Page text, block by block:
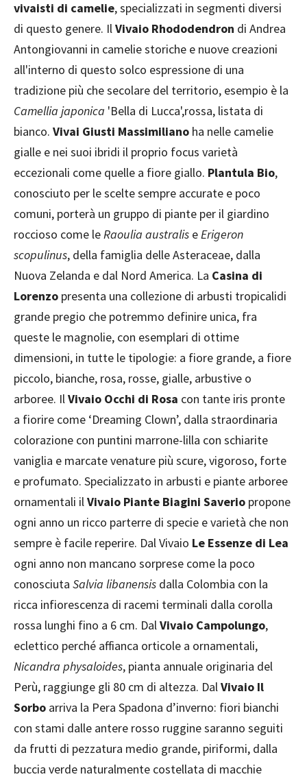
vivaisti di camelie, specializzati in segmenti diversi
di questo genere. IlVivaio Rhododendron di Andrea
Antongiovanni in camelie storiche e nuove creazioni
all'interno di questo solco espressione di una
tradizione più che secolare del territorio, esempio è la
Camellia japonica 'Bella di Lucca',rossa, listata di
bianco. Vivai Giusti Massimiliano ha nelle camelie
gialle e nei suoi ibridi il proprio focus varietà
eccezionali come quelle a fiore giallo. Plantula Bio,
conosciuto per le scelte sempre accurate e poco
comuni, porterà un gruppo di piante per il giardino
roccioso come leRaoulia australis eErigeron
scopulinus, della famiglia delle Asteraceae, dalla
Nuova Zelanda e dal Nord America. La Casina di
Lorenzo presenta una collezione di arbusti tropicalidi
grande pregio che potremmo definire unica, fra
queste le magnolie, con esemplari di ottime
dimensioni, in tutte le tipologie: a fiore grande, a fiore
piccolo, bianche, rosa, rosse, gialle, arbustive o
arboree. IlVivaio Occhi di Rosa con tante iris pronte
a fiorire come ‘Dreaming Clown’, dalla straordinaria
colorazione con puntini marrone-lilla con schiarite
vaniglia e marcate venature più scure, vigoroso, forte
e profumato. Specializzato in arbusti e piante arboree
ornamentali ilVivaio Piante Biagini Saverio propone
ogni anno un ricco parterre di specie e varietà che non
sempre è facile reperire. Dal Vivaio Le Essenze di Lea
ogni anno non mancano sorprese come la poco
conosciuta Salvia libanensis dalla Colombia con la
ricca infiorescenza di racemi terminali dalla corolla
rossa lunghi fino a 6 cm. DalVivaio Campolungo,
eclettico perché affianca orticole a ornamentali,
Nicandra physaloides, pianta annuale originaria del
Perù, raggiunge gli 80 cm di altezza. DalVivaio Il
Sorbo arriva la Pera Spadona d’inverno: fiori bianchi
con stami dalle antere rosso ruggine saranno seguiti
da frutti di pezzatura medio grande, piriformi, dalla
buccia verde naturalmente costellata di macchie